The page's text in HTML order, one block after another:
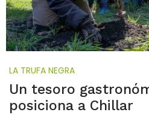
LA TRUFA NEGRA
Un tesoro
posiciona a Chillar